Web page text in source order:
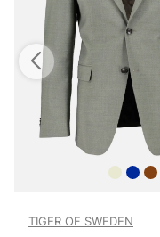
TIGER OF SWEDEN